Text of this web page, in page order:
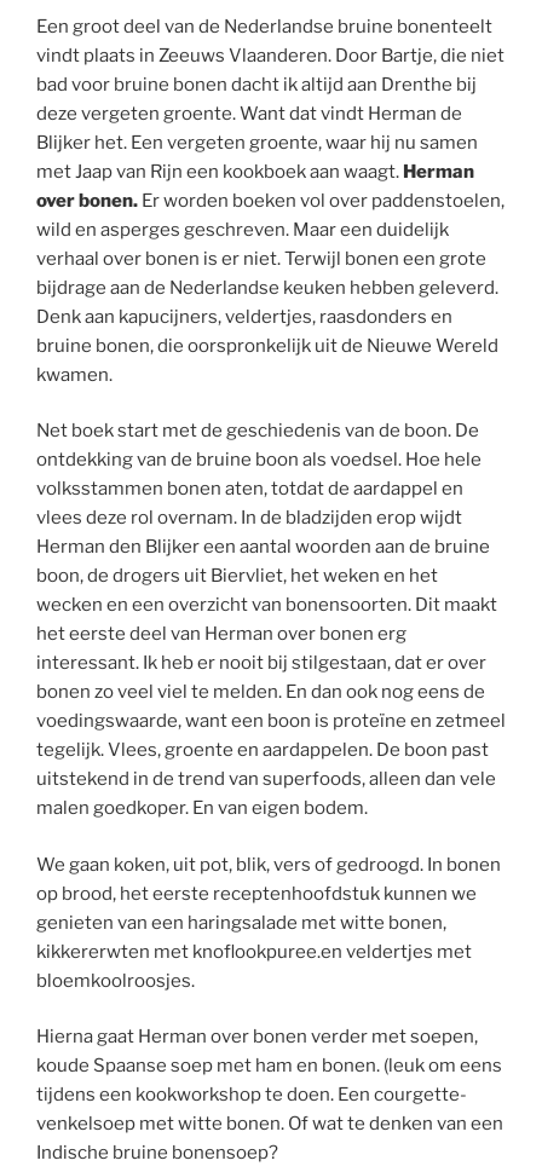
Een groot deel van de Nederlandse bruine bonenteelt
vindt plaats in Zeeuws Vlaanderen. Door Bartje, die niet
bad voor bruine bonen dacht ik altijd aan Drenthe bij
deze vergeten groente. Want dat vindt Herman de
Blijker het. Een vergeten groente, waar hij nu samen
met Jaap van Rijn een kookboek aan waagt. Herman
over bonen. Er worden boeken vol over paddenstoelen,
wild en asperges geschreven. Maar een duidelijk
verhaal over bonen is er niet. Terwijl bonen een grote
bijdrage aan de Nederlandse keuken hebben geleverd.
Denk aan kapucijners,veldertjes, raasdonders en
bruine bonen, die oorspronkelijk uit de Nieuwe Wereld
kwamen.
Net boek start met de geschiedenis van de boon. De
ontdekking van de bruine boon als voedsel. Hoe hele
volksstammen bonen aten, totdat de aardappel en
vlees deze rol overnam. In de bladzijden erop wijdt
Herman den Blijker een aantal woorden aan de bruine
boon, de drogers uit Biervliet, het weken en het
wecken en een overzicht van bonensoorten. Dit maakt
het eerste deel van Herman over bonen erg
interessant. Ik heb er nooit bij stilgestaan, dat er over
bonen zo veel viel te melden. En dan ook nog eens de
voedingswaarde, want een boon is proteïne en zetmeel
tegelijk. Vlees, groente en aardappelen. De boon past
uitstekend in de trend van superfoods, alleen dan vele
malen goedkoper. En van eigen bodem.
We gaan koken, uit pot, blik, vers of gedroogd. In bonen
op brood, het eerste receptenhoofdstuk kunnen we
genieten van een haringsalade met witte bonen,
kikkererwten met knoflookpuree.en veldertjes met
bloemkoolroosjes.
Hierna gaat Herman over bonen verder met soepen,
koude Spaanse soep met ham en bonen. (leuk om eens
tijdens een kookworkshop te doen. Een courgette-
venkelsoep met witte bonen. Of wat te denken van een
Indische bruine bonensoep?